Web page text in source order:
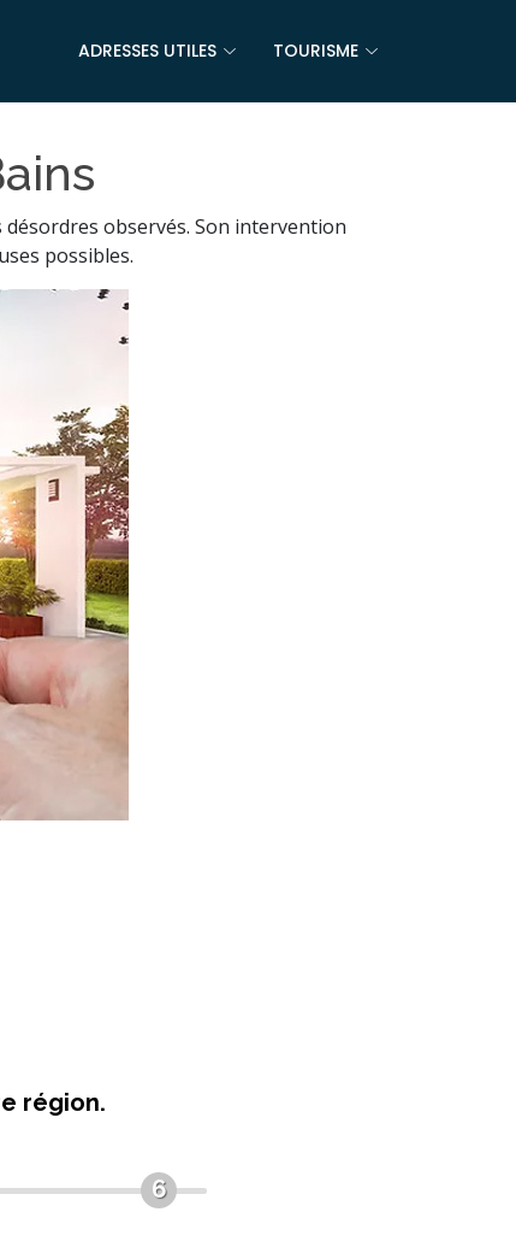
ADRESSES UTILES TOURISME
observés. Son intervention
possibles.